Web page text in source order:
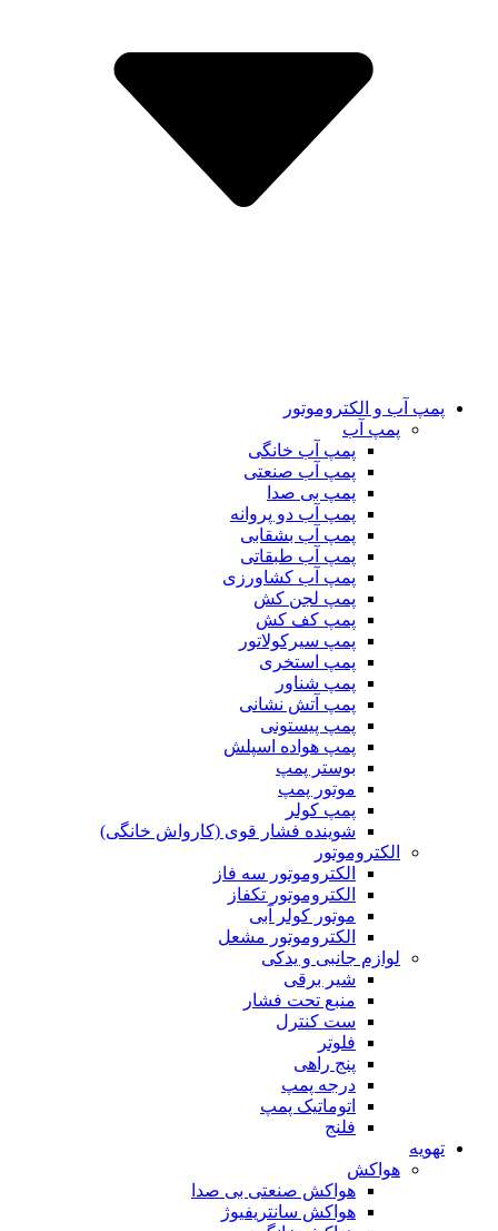
پمپ آب و الکتروموتور
پمپ آب
پمپ آب خانگی
پمپ آب صنعتی
پمپ بی صدا
پمپ آب دو پروانه
پمپ آب بشقابی
پمپ آب طبقاتی
پمپ آب کشاورزی
پمپ لجن کش
پمپ کف کش
پمپ سیرکولاتور
پمپ استخری
پمپ شناور
پمپ آتش نشانی
پمپ پیستونی
پمپ هواده اسپلش
بوستر پمپ
موتور پمپ
پمپ کولر
شوینده فشار قوی (کارواش خانگی)
الکتروموتور
الکتروموتور سه فاز
الکتروموتور تکفاز
موتور کولر آبی
الکتروموتور مشعل
لوازم جانبی و یدکی
شیر برقی
منبع تحت فشار
ست کنترل
فلوتر
پنج راهی
درجه پمپ
اتوماتیک پمپ
فلنج
تهویه
هواکش
هواکش صنعتی بی صدا
هواکش سانتریفیوژ